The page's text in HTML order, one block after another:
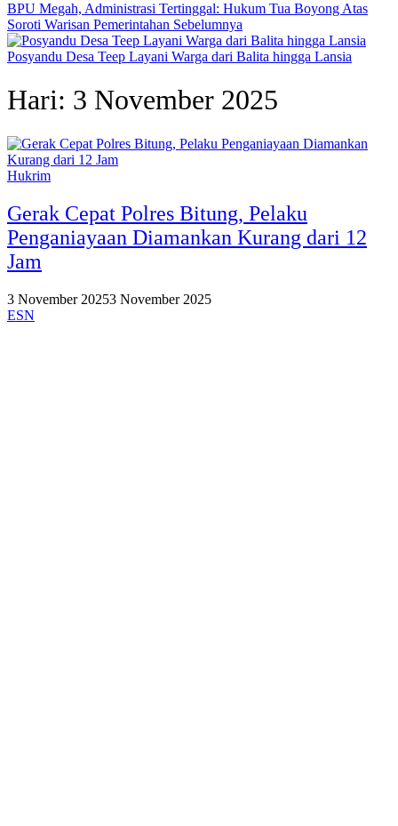
BPU Megah, Administrasi Tertinggal: Hukum Tua Boyong Atas
Soroti Warisan Pemerintahan Sebelumnya
Posyandu Desa Teep Layani Warga dari Balita hingga Lansia
Hari: 3 November 2025
Hukrim
Gerak Cepat Polres Bitung, Pelaku
Penganiayaan Diamankan Kurang dari 12
Jam
3 November 20253 November 2025
ESN